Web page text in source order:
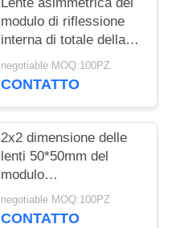
Lente asimmetrica del
modulo di riflessione
interna di totale della
lente dell'iluminazione
pubblica del LED
negotiable MOQ:100PZ
CONTATTO
2x2 dimensione delle
lenti 50*50mm del
modulo
dell'iluminazione
pubblica del PC LED
negotiable MOQ:100PZ
CONTATTO